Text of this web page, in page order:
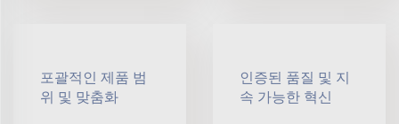
포괄적인 제품 범
위 및 맞춤화
인증된 품질 및 지
속 가능한 혁신